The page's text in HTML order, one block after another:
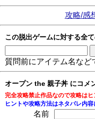
攻略/感
この脱出ゲームに対する全
質問前にアイテム名など
オープン the 親子丼 にコメ
完全攻略禁止作品なので攻略は
ヒントや攻略方法はネタバレ内容
名前